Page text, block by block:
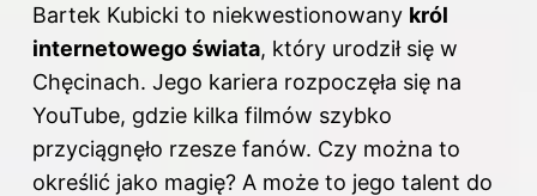
Bartek Kubicki to niekwestionowany król
internetowego świata, który urodził się w
Chęcinach. Jego kariera rozpoczęła się na
YouTube, gdzie kilka filmów szybko
przyciągnęło rzesze fanów. Czy można to
określić jako magię? A może to jego talent do